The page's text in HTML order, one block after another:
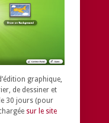
graphique,
de dessiner et
30 jours (pour
sur le site